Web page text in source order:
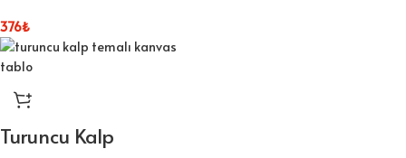
376₺
Turuncu Kalp